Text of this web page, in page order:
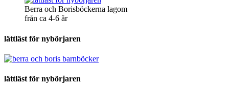
Berra och Borisböckerna lagom
från ca 4-6 år
lättläst för nybörjaren
lättläst för nybörjaren